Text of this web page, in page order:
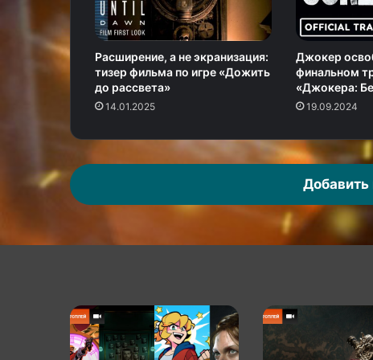
Расширение, а не экранизация:
тизер фильма по игре «Дожить
до рассвета»
14.01.2025
Джокер
финальном
«Джокера:
19.09.2024
КГ
играет:
Игровой
КГ
играет:
Black